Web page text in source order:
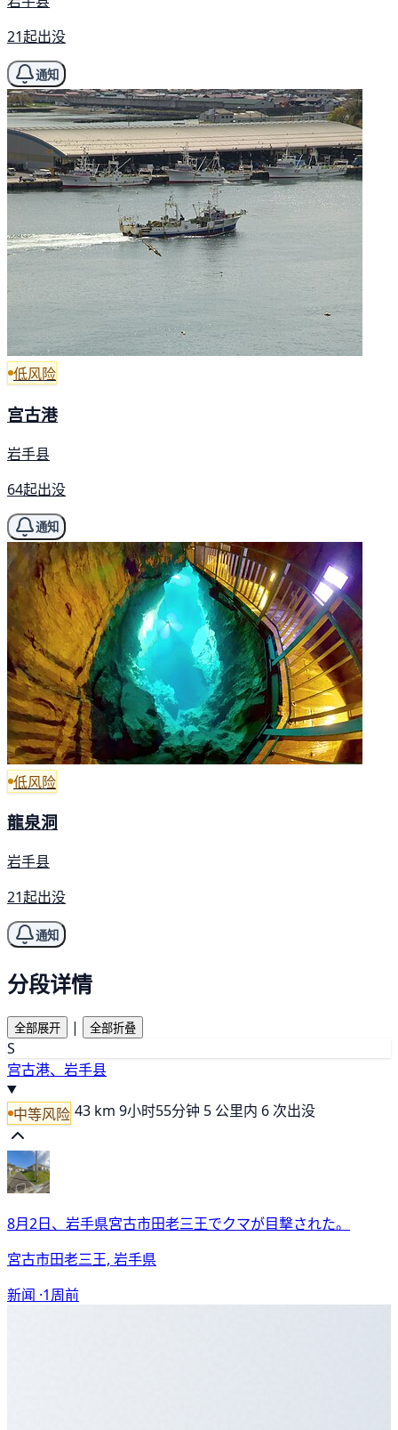
21起出没
通知
低风险
宫古港
岩手县
64起出没
通知
低风险
龍泉洞
岩手县
21起出没
通知
分段详情
全部展开 | 全部折叠
S
宫古港、岩手县
中等风险 43 km 9小时55分钟 5 公里内 6 次出没
8月2日、岩手県宮古市田老三王でクマが目撃された。
宮古市田老三王, 岩手県
新闻 ·1周前